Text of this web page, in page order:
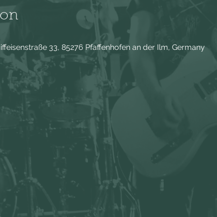
33, 85276 Pfaffenhofen an der Ilm, Germany